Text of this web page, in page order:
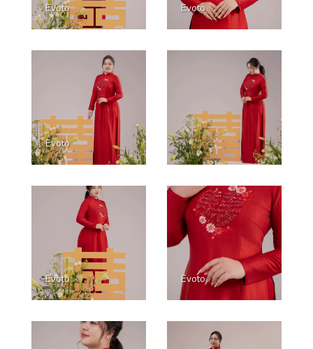
Evoto Evoto
Evoto
Evoto Evoto